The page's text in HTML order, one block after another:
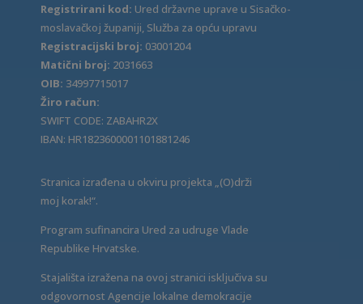
Registrirani kod: Ured državne uprave u Sisačko-
moslavačkoj županiji, Služba za opću upravu
Registracijski broj: 03001204
Matični broj: 2031663
OIB: 34997715017
Žiro račun:
SWIFT CODE: ZABAHR2X
IBAN: HR1823600001101881246
Stranica izrađena u okviru projekta „(O)drži
moj korak!“.
Program sufinancira Ured za udruge Vlade
Republike Hrvatske.
Stajališta izražena na ovoj stranici isključiva su
odgovornost Agencije lokalne demokracije